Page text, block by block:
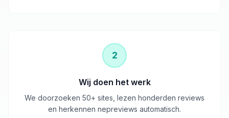
2
Wij doen het werk
We doorzoeken 50+ sites, lezen honderden reviews
en herkennen nepreviews automatisch.